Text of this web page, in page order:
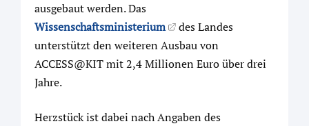
ausgebaut werden. Das
Wissenschaftsministerium
des Landes
unterstützt den weiteren Ausbau von
ACCESS@KIT mit 2,4 Millionen Euro über drei
Jahre.
Herzstück ist dabei nach Angaben des